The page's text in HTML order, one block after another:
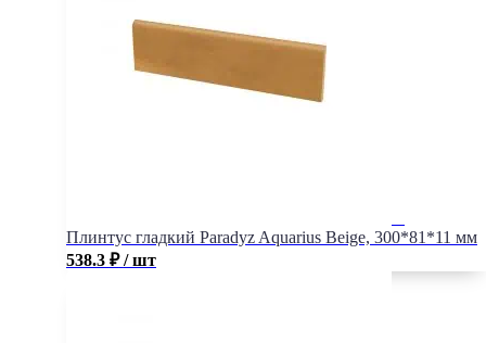
Плинтус гладкий Paradyz Aquarius Beige, 300*81*11 мм
538.3 ₽ / шт